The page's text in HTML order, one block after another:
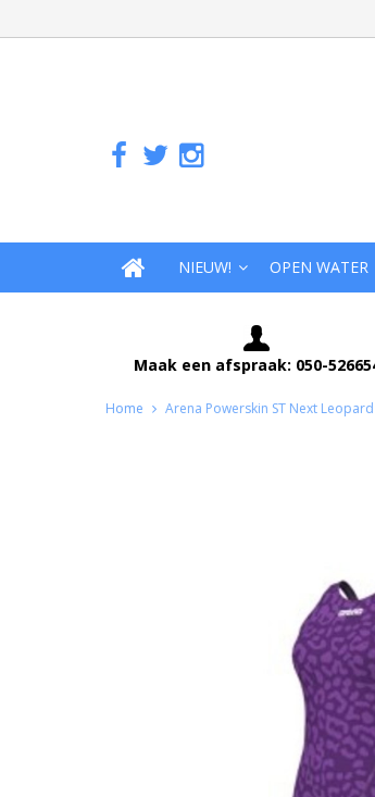
NIEUW! OPEN WATER
Maak een afspraak: 050-
Home Arena Powerskin ST Next